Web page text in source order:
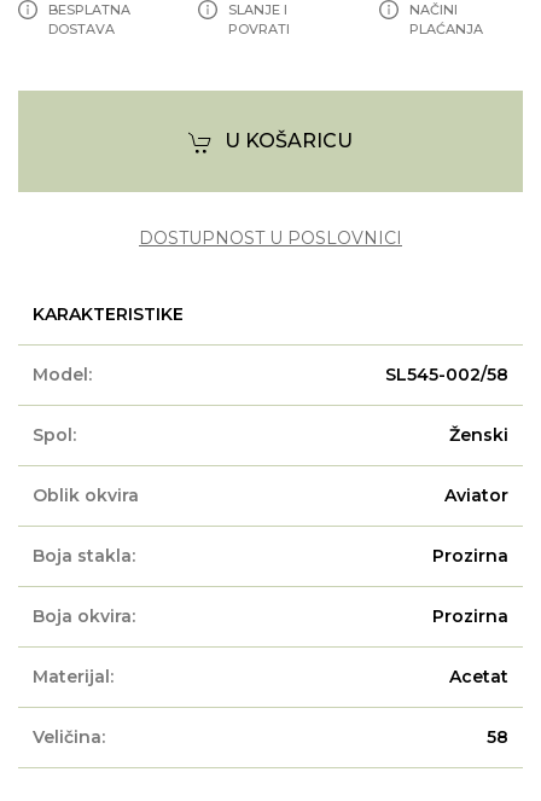
BESPLATNA
DOSTAVA
SLANJE I
POVRATI
NAČINI
PLAĆANJA
U KOŠARICU
DOSTUPNOST U POSLOVNICI
KARAKTERISTIKE
Model: SL545-002/58
Spol: Ženski
Oblik okvira Aviator
Boja stakla: Prozirna
Boja okvira: Prozirna
Materijal: Acetat
Veličina: 58